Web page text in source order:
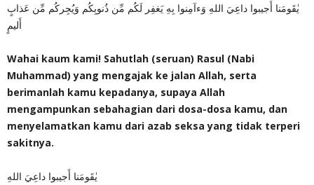
يٰقَومَنا أَجيبوا داعِيَ اللهِ وَءآمِنوا بِهِ يَغفِر لَكُم مِّن ذُنوبِكُم وَيُجِركُم مِّن عَذابٍ
أَليمٍ
Wahai kaum kami! Sahutlah (seruan) Rasul (Nabi
Muhammad) yang mengajak ke jalan Allah, serta
berimanlah kamu kepadanya, supaya Allah
mengampunkan sebahagian dari dosa-dosa kamu, dan
menyelamatkan kamu dari azab seksa yang tidak terperi
sakitnya.
يٰقَومَنا أَجيبوا داعِيَ اللهِ